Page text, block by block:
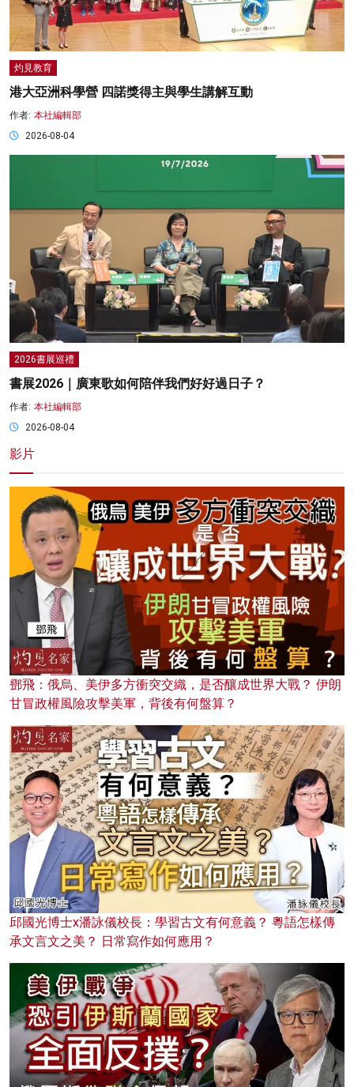
灼見教育
港大亞洲科學營 四諾獎得主與學生講解互動
作者: 本社編輯部
2026-08-04
2026書展巡禮
書展2026｜廣東歌如何陪伴我們好好過日子？
作者: 本社編輯部
2026-08-04
影片
鄧飛：俄烏、美伊多方衝突交織，是否釀成世界大戰？ 伊朗
甘冒政權風險攻擊美軍，背後有何盤算？
邱國光博士x潘詠儀校長：學習古文有何意義？ 粵語怎樣傳
承文言文之美？ 日常寫作如何應用？